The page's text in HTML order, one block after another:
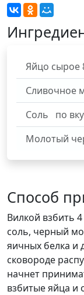
Яйцо сырое
Сливочное
Соль
по
Молотый
Способ
Вилкой взбить
соль, черный
яичных белка и
сковороде
начнет
взбитые яйца и